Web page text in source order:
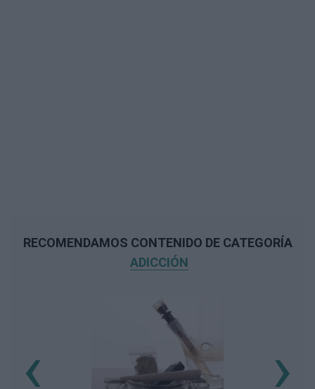
RECOMENDAMOS CONTENIDO DE CATEGORÍA
ADICCIÓN
‹ ›